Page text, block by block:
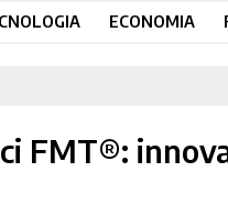
ECONOMIA
FMT®: